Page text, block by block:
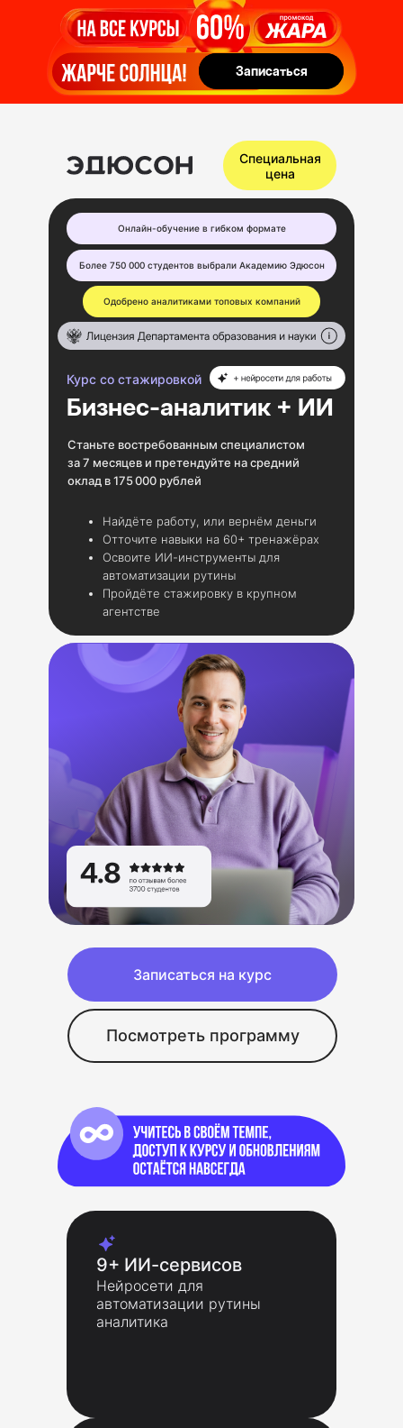
Записаться
Записаться
Записаться на курс
Посмотреть программу
Онлайн-обучение в гибком формате
Одобрено аналитиками топовых компаний
Более 750 000 студентов выбрали Академию Эдюсон
Специальная
цена
Бизнес-аналитик + ИИ
Курс со стажировкой
Найдёте работу, или вернём деньги
Отточите навыки на 60+ тренажёрах
Освоите ИИ-инструменты для
автоматизации рутины
Пройдёте стажировку в крупном
агентстве
Станьте востребованным специалистом
за 7 месяцев и претендуйте на средний
оклад в 175 000 рублей
9+ ИИ-сервисов
Нейросети для
автоматизации рутины
аналитика